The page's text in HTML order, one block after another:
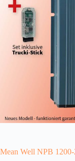
Mean Well NPB